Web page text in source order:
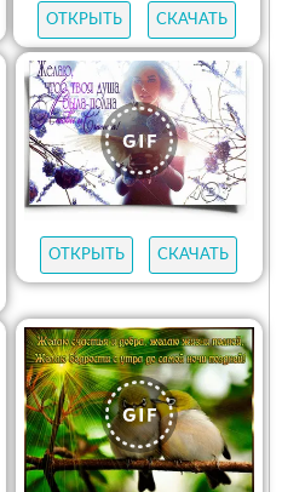
ОТКРЫТЬ СКАЧАТЬ
ОТКРЫТЬ СКАЧАТЬ